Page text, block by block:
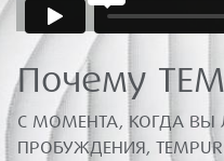
Почему
С МОМЕНТА, КОГДА ВЫ
ПРОБУЖДЕНИЯ,